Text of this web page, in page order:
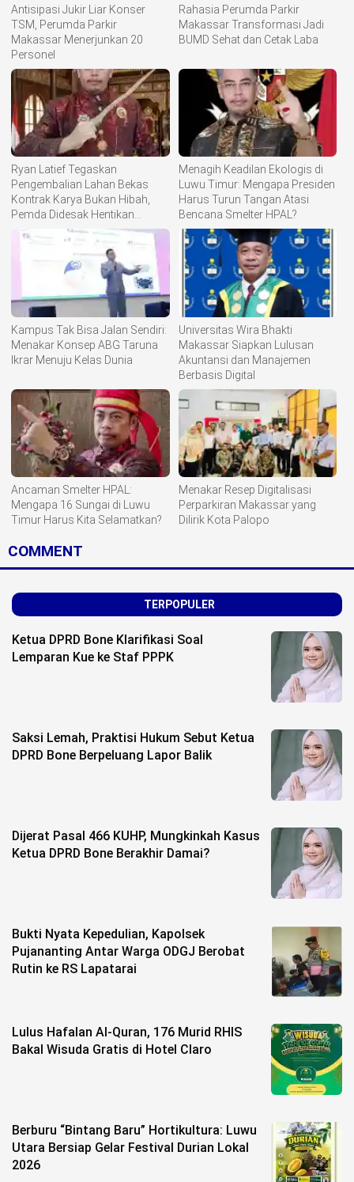
Antisipasi Jukir Liar Konser
TSM, Perumda Parkir
Makassar Menerjunkan 20
Personel
Rahasia Perumda Parkir
Makassar Transformasi Jadi
BUMD Sehat dan Cetak Laba
Ryan Latief Tegaskan
Pengembalian Lahan Bekas
Kontrak Karya Bukan Hibah,
Pemda Didesak Hentikan
Komoditisasi Tanah Ulayat
Menagih Keadilan Ekologis di
Luwu Timur: Mengapa Presiden
Harus Turun Tangan Atasi
Bencana Smelter HPAL?
Kampus Tak Bisa Jalan Sendiri:
Menakar Konsep ABG Taruna
Ikrar Menuju Kelas Dunia
Universitas Wira Bhakti
Makassar Siapkan Lulusan
Akuntansi dan Manajemen
Berbasis Digital
Ancaman Smelter HPAL:
Mengapa 16 Sungai di Luwu
Timur Harus Kita Selamatkan?
Menakar Resep Digitalisasi
Perparkiran Makassar yang
Dilirik Kota Palopo
COMMENT
TERPOPULER
Ketua DPRD Bone Klarifikasi Soal
Lemparan Kue ke Staf PPPK
Saksi Lemah, Praktisi Hukum Sebut Ketua
DPRD Bone Berpeluang Lapor Balik
Dijerat Pasal 466 KUHP, Mungkinkah Kasus
Ketua DPRD Bone Berakhir Damai?
Bukti Nyata Kepedulian, Kapolsek
Pujananting Antar Warga ODGJ Berobat
Rutin ke RS Lapatarai
Lulus Hafalan Al-Quran, 176 Murid RHIS
Bakal Wisuda Gratis di Hotel Claro
Berburu “Bintang Baru” Hortikultura: Luwu
Utara Bersiap Gelar Festival Durian Lokal
2026